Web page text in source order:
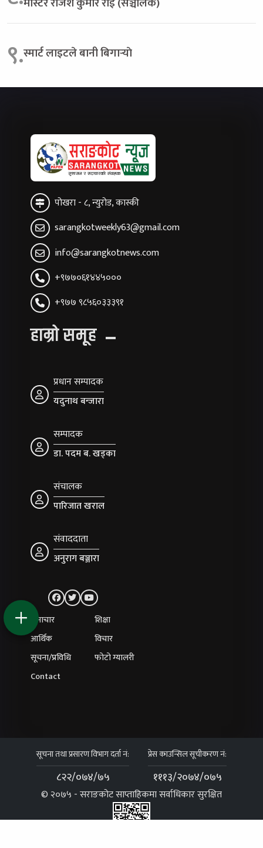
९.स्मार्ट लाइटले बानी बिगार्‍याे
पोखरा - ८, न्युरोड, कास्की
sarangkotweekly63@gmail.com
info@sarangkotnews.com
+९७७०६१४४५०००
+९७७ ९८५६०३३३९१
हाम्रो समूह
प्रधान सम्पादक
यदुनाथ बन्जारा
सम्पादक
डा. पदम ब. खड्का
संचालक
पारिजात खराल
संवाददाता
अनुराग बञ्जारा
समाचार
शिक्षा
आर्थिक
विचार
सूचना/प्रविधि
फोटो ग्यालरी
Contact
सूचना तथा प्रसारण विभाग दर्ता नं:
८२२/०७४/७५
प्रेस काउन्सिल सूचीकरण नं:
१११३/२०७४/०७५
© २०७५ - सराङकोट साप्ताहिकमा सर्वाधिकार सुरक्षित